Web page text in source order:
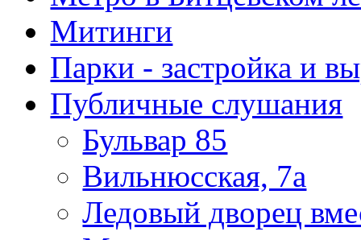
Митинги
Парки - застройка и
Публичные слушания
Бульвар 85
Вильнюсская, 7а
Ледовый дворец